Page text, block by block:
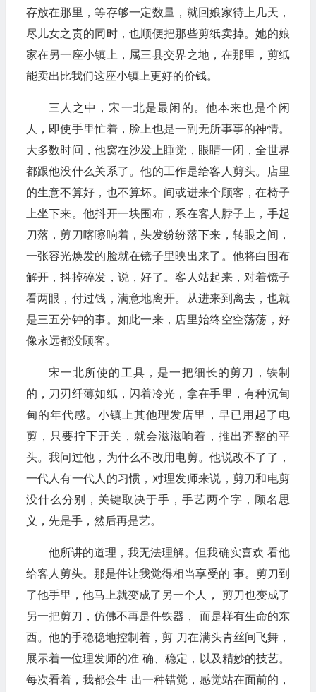
存放在那里，等存够一定数量，就回娘家待上几天，
尽儿女之责的同时，也顺便把那些剪纸卖掉。她的娘
家在另一座小镇上，属三县交界之地，在那里，剪纸
能卖出比我们这座小镇上更好的价钱。
三人之中，宋一北是最闲的。他本来也是个闲
人，即使手里忙着，脸上也是一副无所事事的神情。
大多数时间，他窝在沙发上睡觉，眼睛一闭，全世界
都跟他没什么关系了。他的工作是给客人剪头。店里
的生意不算好，也不算坏。间或进来个顾客，在椅子
上坐下来。他抖开一块围布，系在客人脖子上，手起
刀落，剪刀喀嚓响着，头发纷纷落下来，转眼之间，
一张容光焕发的脸就在镜子里映出来了。他将白围布
解开，抖掉碎发，说，好了。客人站起来，对着镜子
看两眼，付过钱，满意地离开。从进来到离去，也就
是三五分钟的事。如此一来，店里始终空空荡荡，好
像永远都没顾客。
宋一北所使的工具，是一把细长的剪刀，铁制
的，刀刃纤薄如纸，闪着冷光，拿在手里，有种沉甸
甸的年代感。小镇上其他理发店里，早已用起了电
剪，只要拧下开关，就会滋滋响着，推出齐整的平
头。我问过他，为什么不改用电剪。他说改不了了，
一代人有一代人的习惯，对理发师来说，剪刀和电剪
没什么分别，关键取决于手，手艺两个字，顾名思
义，先是手，然后再是艺。
他所讲的道理，我无法理解。但我确实喜欢 看他
给客人剪头。那是件让我觉得相当享受的 事。剪刀到
了他手里，他马上就变成了另一个人， 剪刀也变成了
另一把剪刀，仿佛不再是件铁器， 而是样有生命的东
西。他的手稳稳地控制着，剪 刀在满头青丝间飞舞，
展示着一位理发师的准 确、稳定，以及精妙的技艺。
每次看着，我都会生 出一种错觉，感觉站在面前的，